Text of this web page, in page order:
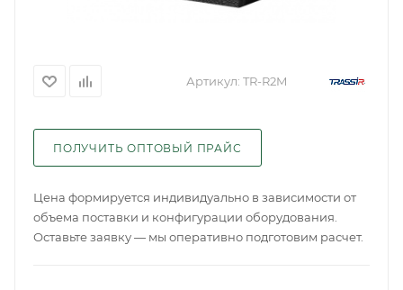
Артикул: TR-R2M
ПОЛУЧИТЬ ОПТОВЫЙ ПРАЙС
Цена формируется индивидуально в зависимости от
объема поставки и конфигурации оборудования.
Оставьте заявку — мы оперативно подготовим расчет.